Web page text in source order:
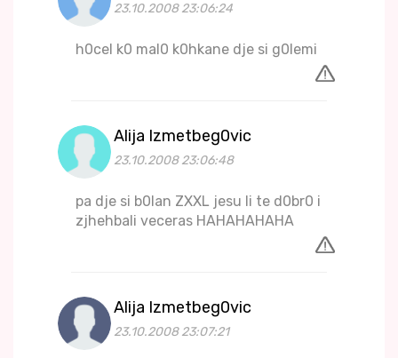
23.10.2008 23:06:24
h0cel k0 mal0 k0hkane dje si g0lemi
Alija Izmetbeg0vic
23.10.2008 23:06:48
pa dje si b0lan ZXXL jesu li te d0br0 i
zjhehbali veceras HAHAHAHAHA
Alija Izmetbeg0vic
23.10.2008 23:07:21